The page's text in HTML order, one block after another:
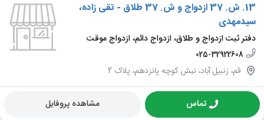
13.
ش. 37 ازدواج و ش. 37 طلاق - تقی زاده،
سیدمهدی
دفتر ثبت ازدواج و طلاق، ازدواج دائم، ازدواج موقت
025-32922608
قم، زنبیل آباد، نبش کوچه پانزدهم، پلاک 2
تماس مشاهده پروفایل